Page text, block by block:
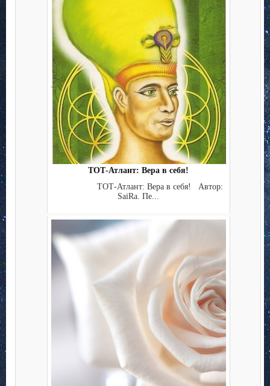
ТОТ-Атлант: Вера в себя!
ТОТ-Атлант: Вера в себя! Автор:
SaiRa. Пе...